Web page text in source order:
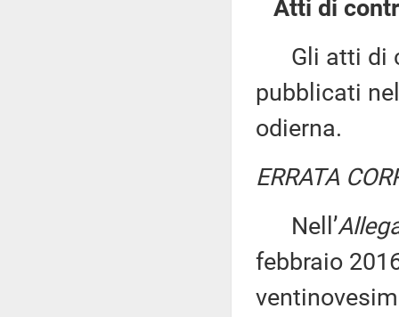
Atti di
Gli atti di
pubblicati
odierna.
ERRATA
Nell’
febbraio